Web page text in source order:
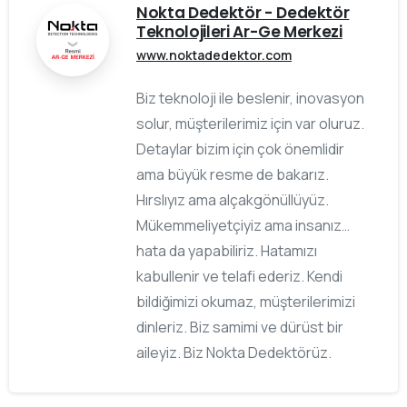
Nokta Dedektör - Dedektör
Teknolojileri Ar-Ge Merkezi
www.noktadedektor.com
Biz teknoloji ile beslenir, inovasyon
solur, müşterilerimiz için var oluruz.
Detaylar bizim için çok önemlidir
ama büyük resme de bakarız.
Hırslıyız ama alçakgönüllüyüz.
Mükemmeliyetçiyiz ama insanız…
hata da yapabiliriz. Hatamızı
kabullenir ve telafi ederiz. Kendi
bildiğimizi okumaz, müşterilerimizi
dinleriz. Biz samimi ve dürüst bir
aileyiz. Biz Nokta Dedektörüz.